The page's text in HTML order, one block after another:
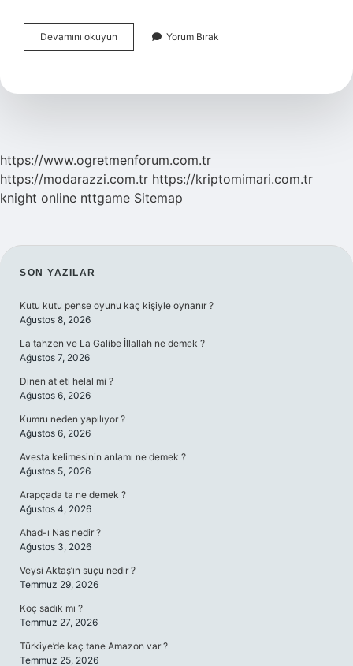
Devamını okuyun
Üç
Nedir
Yorum Bırak
https://www.ogretmenforum.com.tr
https://modarazzi.com.tr https://kriptomimari.com.tr
knight online nttgame Sitemap
SIDEBAR
SON YAZILAR
Kutu kutu pense oyunu kaç kişiyle oynanır ?
Ağustos 8, 2026
La tahzen ve La Galibe İllallah ne demek ?
Ağustos 7, 2026
Dinen at eti helal mi ?
Ağustos 6, 2026
Kumru neden yapılıyor ?
Ağustos 6, 2026
Avesta kelimesinin anlamı ne demek ?
Ağustos 5, 2026
Arapçada ta ne demek ?
Ağustos 4, 2026
Ahad-ı Nas nedir ?
Ağustos 3, 2026
Veysi Aktaş’ın suçu nedir ?
Temmuz 29, 2026
Koç sadık mı ?
Temmuz 27, 2026
Türkiye’de kaç tane Amazon var ?
Temmuz 25, 2026